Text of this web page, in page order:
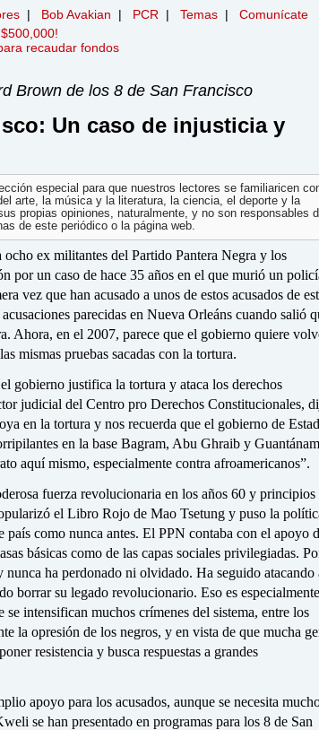
| Bob Avakian | PCR | Temas | Comunícate
recaudar fondos
Brown de los 8 de San Francisco
Un caso de injusticia y
especial para que nuestros lectores se familiaricen
arte, la música y la literatura, la ciencia, el deporte y la
propias opiniones, naturalmente, y no son responsables
de este periódico o la página web.
ex militantes del Partido Pantera Negra y los
por un caso de hace 35 años en el que murió un
vez que han acusado a unos de estos acusados de
parecidas en Nueva Orleáns cuando salió
Ahora, en el 2007, parece que el gobierno quiere
mismas pruebas sacadas con la tortura.
gobierno justifica la tortura y ataca los derechos
judicial del Centro pro Derechos Constitucionales,
en la tortura y nos recuerda que el gobierno de
en la base Bagram, Abu Ghraib y
aquí mismo, especialmente contra afroamericanos”.
fuerza revolucionaria en los años 60 y principios
el Libro Rojo de Mao Tsetung y puso la
país como nunca antes. El PPN contaba con el apoyo
básicas como de las capas sociales privilegiadas.
nunca ha perdonado ni olvidado. Ha seguido atacando
borrar su legado revolucionario. Eso es especialmente
intensifican muchos crímenes del sistema, entre los
la opresión de los negros, y en vista de que mucha
resistencia y busca respuestas a grandes
apoyo para los acusados, aunque se necesita
se han presentado en programas para los 8 de San